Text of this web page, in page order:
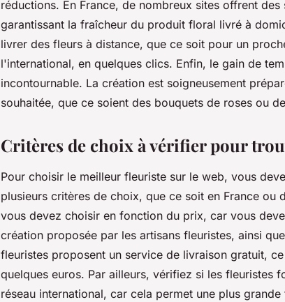
réductions. En France, de nombreux sites offrent
garantissant la fraîcheur du produit floral livré à
livrer des fleurs à distance, que ce soit pour un
l'international, en quelques clics. Enfin, le gain de
incontournable. La création est soigneusement
souhaitée, que ce soient des bouquets de roses ou
Critères de choix à vérifier pour
Pour choisir le meilleur fleuriste sur le web, vous
plusieurs critères de choix, que ce soit en France ou
vous devez choisir en fonction du prix, car vous
création proposée par les artisans fleuristes, ainsi
fleuristes proposent un service de livraison gratuit,
quelques euros. Par ailleurs, vérifiez si les fleuristes
réseau international, car cela permet une plus